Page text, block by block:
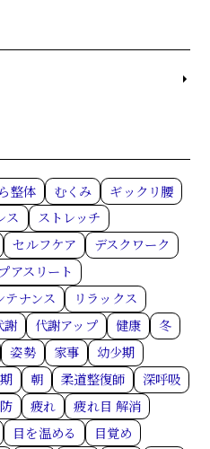
整体 むくみ
ギックリ腰
ス
ストレッチ
セルフケア
デスクワーク
アスリート
テナンス
リラックス
謝 代謝アップ 健康
冬
姿勢 家事
幼少期
朝 柔道整復師
深呼吸
疲れ
疲れ目 解消
目を温める
目覚め